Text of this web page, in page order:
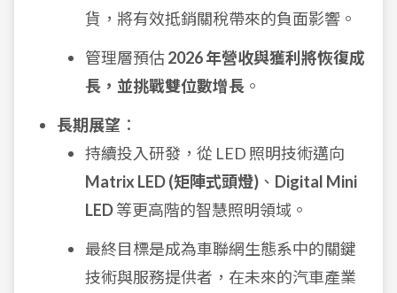
貨，將有效抵銷關稅帶來的負面影響。
管理層預估2026 年營收與獲利將恢復成
長，並挑戰雙位數增長 。
長期展望 ：
持續投入研發，從 LED 照明技術邁向
Matrix LED (矩陣式頭燈) 、 Digital Mini
LED等更高階的智慧照明領域。
最終目標是成為車聯網生態系中的關鍵
技術與服務提供者，在未來的汽車產業